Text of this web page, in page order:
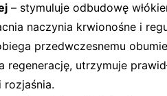
– stymuluje odbudowę
naczynia krwionośne i
przedwczesnemu
regenerację, utrzymuje
rozjaśnia.